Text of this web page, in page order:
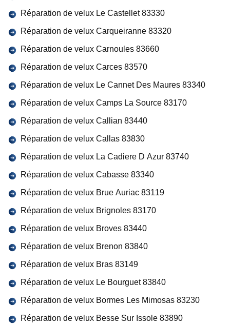
Réparation de velux Le Castellet 83330
Réparation de velux Carqueiranne 83320
Réparation de velux Carnoules 83660
Réparation de velux Carces 83570
Réparation de velux Le Cannet Des Maures 83340
Réparation de velux Camps La Source 83170
Réparation de velux Callian 83440
Réparation de velux Callas 83830
Réparation de velux La Cadiere D Azur 83740
Réparation de velux Cabasse 83340
Réparation de velux Brue Auriac 83119
Réparation de velux Brignoles 83170
Réparation de velux Broves 83440
Réparation de velux Brenon 83840
Réparation de velux Bras 83149
Réparation de velux Le Bourguet 83840
Réparation de velux Bormes Les Mimosas 83230
Réparation de velux Besse Sur Issole 83890